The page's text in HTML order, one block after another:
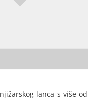
lanca s više od